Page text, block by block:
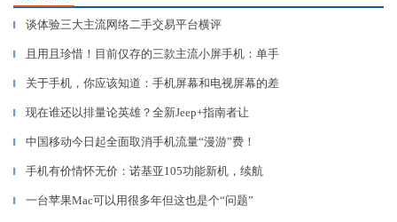
▎ 谈体验三大主流网络二手交易平台横评
▎ 且用且珍惜！目前仅存的三款主流小屏手机：单手
▎ 关于手机，你应该知道：手机屏幕和电视屏幕的差
▎ 现在谁还以排量论英雄？全新Jeep+指南者让
▎ 中国移动今日起全面取消手机流量“漫游”费！
▎ 手机有价情怀无价：诺基亚105功能新机，续航
▎ 一台苹果Mac可以用很多年但这也是个“问题”